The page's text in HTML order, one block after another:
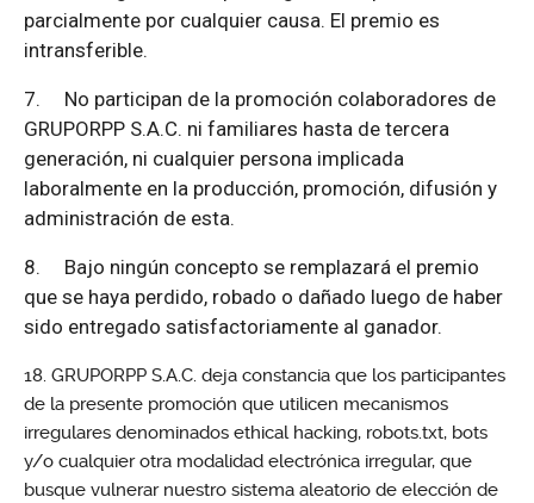
parcialmente por cualquier causa. El premio es
intransferible.
7. No participan de la promoción colaboradores de
GRUPORPP S.A.C. ni familiares hasta de tercera
generación, ni cualquier persona implicada
laboralmente en la producción, promoción, difusión y
administración de esta.
8. Bajo ningún concepto se remplazará el premio
que se haya perdido, robado o dañado luego de haber
sido entregado satisfactoriamente al ganador.
GRUPORPP S.A.C. deja constancia que los participantes
de la presente promoción que utilicen mecanismos
irregulares denominados ethical hacking, robots.txt, bots
y/o cualquier otra modalidad electrónica irregular, que
busque vulnerar nuestro sistema aleatorio de elección de